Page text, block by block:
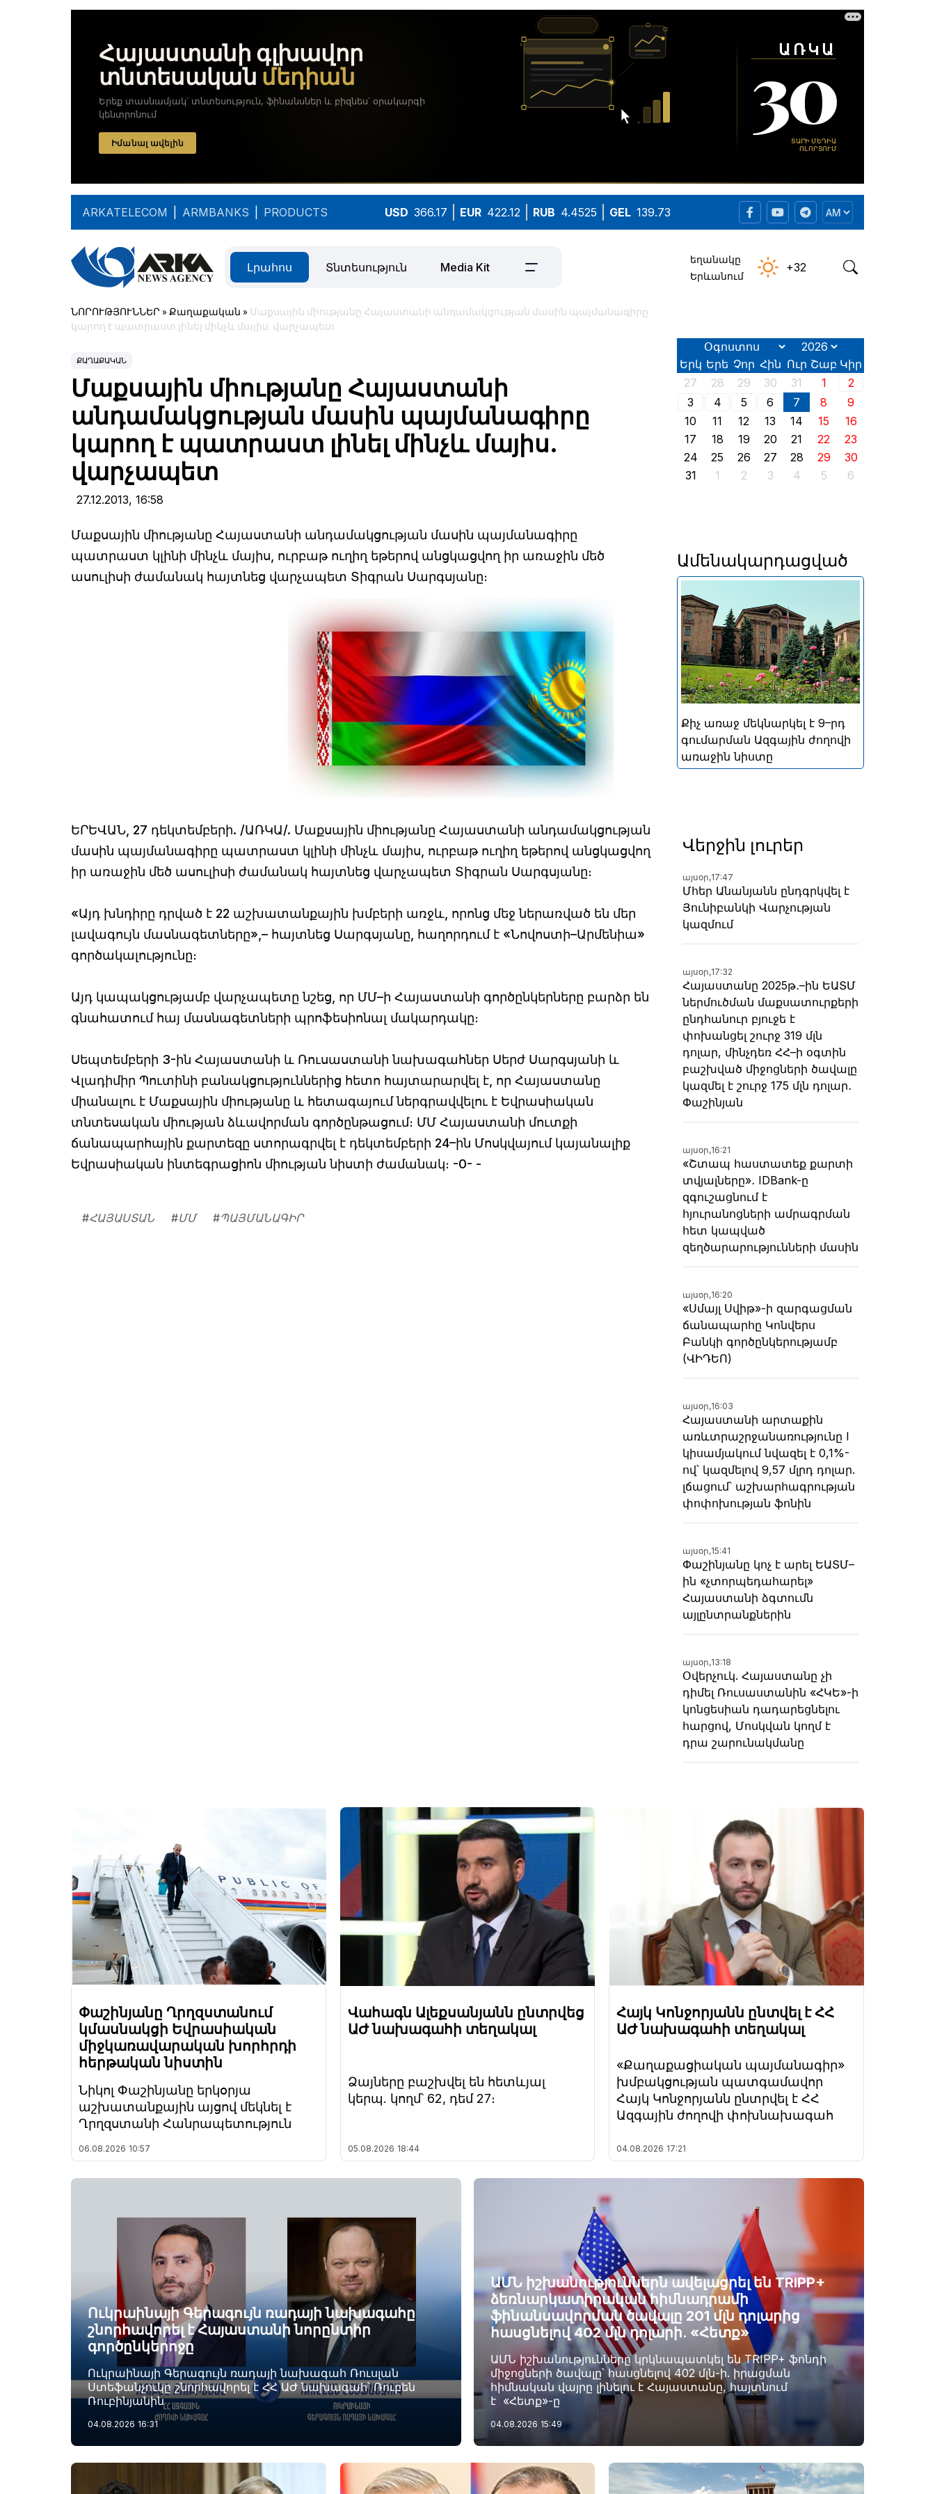
ARKATELECOM ARMBANKS PRODUCTS USD 366.17 EUR 422.12 RUB 4.4525 GEL 139.73
Լրահոս Տնտեսություն Media Kit
եղանակը
Երևանում
+32
ՆՈՐՈՒԹՅՈՒՆՆԵՐ » Քաղաքական » Մաքսային միությանը Հայաստանի անդամակցության մասին պայմանագիրը
կարող է պատրաստ լինել մինչև մայիս. վարչապետ
ՔԱՂԱՔԱԿԱՆ
Մաքսային միությանը Հայաստանի
անդամակցության մասին պայմանագիրը
կարող է պատրաստ լինել մինչև մայիս.
վարչապետ
27.12.2013, 16:58
Մաքսային միությանը Հայաստանի անդամակցության մասին պայմանագիրը
պատրաստ կլինի մինչև մայիս, ուրբաթ ուղիղ եթերով անցկացվող իր առաջին մեծ
ասուլիսի ժամանակ հայտնեց վարչապետ Տիգրան Սարգսյանը։
ԵՐԵՎԱՆ, 27 դեկտեմբերի. /ԱՌԿԱ/. Մաքսային միությանը Հայաստանի անդամակցության
մասին պայմանագիրը պատրաստ կլինի մինչև մայիս, ուրբաթ ուղիղ եթերով անցկացվող
իր առաջին մեծ ասուլիսի ժամանակ հայտնեց վարչապետ Տիգրան Սարգսյանը։
«Այդ խնդիրը դրված է 22 աշխատանքային խմբերի առջև, որոնց մեջ ներառված են մեր
լավագույն մասնագետները»,– հայտնեց Սարգսյանը, հաղորդում է «Նովոստի–Արմենիա»
գործակալությունը։
Այդ կապակցությամբ վարչապետը նշեց, որ ՄՄ–ի Հայաստանի գործընկերները բարձր են
գնահատում հայ մասնագետների պրոֆեսիոնալ մակարդակը։
Սեպտեմբերի 3-ին Հայաստանի և Ռուսաստանի նախագահներ Սերժ Սարգսյանի և
Վլադիմիր Պուտինի բանակցություններից հետո հայտարարվել է, որ Հայաստանը
միանալու է Մաքսային միությանը և հետագայում ներգրավվելու է Եվրասիական
տնտեսական միության ձևավորման գործընթացում։ ՄՄ Հայաստանի մուտքի
ճանապարհային քարտեզը ստորագրվել է դեկտեմբերի 24–ին Մոսկվայում կայանալիք
Եվրասիական ինտեգրացիոն միության նիստի ժամանակ։ -0- -
#ՀԱՅԱՍՏԱՆ #ՄՄ #ՊԱՅՄԱՆԱԳԻՐ
Երկ Երե Չոր Հին Ուր Շաբ Կիր
27
28 29 30 31 1
2
3
4 5 6 7 8
9
10
11 12 13 14 15
16
17
18 19 20 21 22
23
24
25 26 27 28 29
30
31
1 2 3 4 5 6
Ամենակարդացված
2-ին, իր աշխատանքն է սկսել
2026 թվականի հունիսի 7-ին
կայացած հերթական
խորհրդարանական
ընտրությունների
արդյունքներով ձևավորված
Հայաստանի 9-րդ գումարման
Ազգային ժողովի առաջին
նիստը
Քիչ առաջ մեկնարկել է 9–րդ
գումարման Ազգային ժողովի
առաջին նիստը
Վերջին լուրեր
այսօր,17:47
Մհեր Անանյանն ընդգրկվել է
Յունիբանկի Վարչության
կազմում
այսօր,17:32
Հայաստանը 2025թ․–ին ԵԱՏՄ
ներմուծման մաքսատուրքերի
ընդհանուր բյուջե է
փոխանցել շուրջ 319 մլն
դոլար, մինչդեռ ՀՀ–ի օգտին
բաշխված միջոցների ծավալը
կազմել է շուրջ 175 մլն դոլար․
Փաշինյան
այսօր,16:21
«Շտապ հաստատեք քարտի
տվյալները»․ IDBank-ը
զգուշացնում է
հյուրանոցների ամրագրման
հետ կապված
զեղծարարությունների մասին
այսօր,16:20
«Սմայլ Սվիթ»-ի զարգացման
ճանապարհը Կոնվերս
Բանկի գործընկերությամբ
(ՎԻԴԵՈ)
այսօր,16:03
Հայաստանի արտաքին
առևտրաշրջանառությունը I
կիսամյակում նվազել է 0,1%-
ով՝ կազմելով 9,57 մլրդ դոլար.
լճացում՝ աշխարհագրության
փոփոխության ֆոնին
այսօր,15:41
Փաշինյանը կոչ է արել ԵԱՏՄ–
ին «չտորպեդահարել»
Հայաստանի ձգտումն
այլընտրանքներին
այսօր,13:18
Օվերչուկ. Հայաստանը չի
դիմել Ռուսաստանին «ՀԿԵ»-ի
կոնցեսիան դադարեցնելու
հարցով, Մոսկվան կողմ է
դրա շարունակմանը
Փաշինյանը Ղրղզստանում
կմասնակցի Եվրասիական
միջկառավարական խորհրդի
հերթական նիստին
Նիկոլ Փաշինյանը երկօրյա
աշխատանքային այցով մեկնել է
Ղրղզստանի Հանրապետություն
06.08.2026 10:57
Վահագն Ալեքսանյանն ընտրվեց
ԱԺ նախագահի տեղակալ
Ձայները բաշխվել են հետևյալ
կերպ. կողմ՝ 62, դեմ 27։
05.08.2026 18:44
Հայկ Կոնջորյանն ընտվել է ՀՀ
ԱԺ նախագահի տեղակալ
«Քաղաքացիական պայմանագիր»
խմբակցության պատգամավոր
Հայկ Կոնջորյանն ընտրվել է ՀՀ
Ազգային ժողովի փոխնախագահ
04.08.2026 17:21
Ուկրաինայի Գերագույն ռադայի նախագահը
շնորհավորել է Հայաստանի նորընտիր
գործընկերոջը
Ուկրաինայի Գերագույն ռադայի նախագահ Ռուսլան
Ստեֆանչուկը շնորհավորել է ՀՀ ԱԺ նախագահ՝ Ռուբեն
Ռուբինյանին
04.08.2026 16:31
ԱՄՆ իշխանություններն ավելացրել են TRIPP+
ձեռնարկատիրական հիմնադրամի
ֆինանսավորման ծավալը 201 մլն դոլարից
հասցնելով 402 մլն դոլարի. «Հետք»
ԱՄՆ իշխանությունները կրկնապատկել են TRIPP+ ֆոնդի
միջոցների ծավալը՝ հասցնելով 402 մլն-ի. իրացման
հիմնական վայրը լինելու է Հայաստանը, հայտնում
է «Հետք»-ը
04.08.2026 15:49